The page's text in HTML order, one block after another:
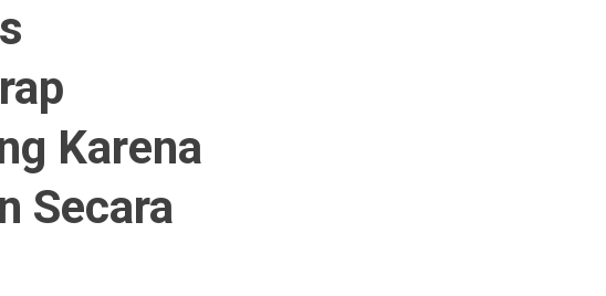
Karena
Secara